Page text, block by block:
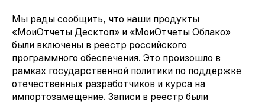
Мы рады сообщить, что наши продукты
«МоиОтчеты Десктоп» и «МоиОтчеты Облако»
были включены в реестр российского
программного обеспечения. Это произошло в
рамках государственной политики по поддержке
отечественных разработчиков и курса на
импортозамещение. Записи в реестр были